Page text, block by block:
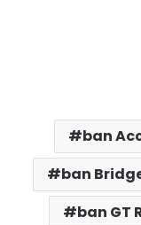
ban
ban
ban GT